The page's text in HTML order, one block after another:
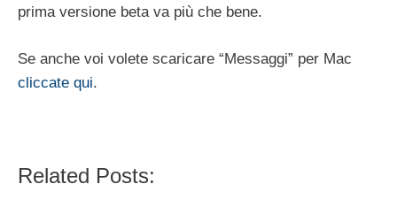
prima versione beta va più che bene.
Se anche voi volete scaricare “Messaggi” per Mac
cliccate qui.
Related Posts: